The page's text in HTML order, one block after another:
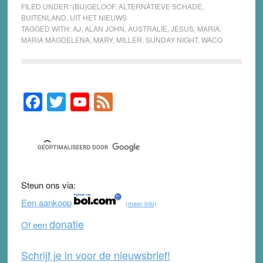
FILED UNDER: (BIJ)GELOOF, ALTERNATIEVE SCHADE
BUITENLAND UIT HET NIEUWS
TAGGED WITH:AJ ALAN JOHN AUSTRALIE JESUS, MARIA,
MARIA MAGDELENA, MARY, MILLER SUNDAY NIGHT, WACO
Primary
Sidebar
F
a
c
e
b
o
o
k
T
wi
tt
er
Y
o
u
T
b
e
F
e
d
Steun ons via:
Een aankoop
(meer info)
Of eendonatie
Schrijf je in voor de nieuwsbrief!